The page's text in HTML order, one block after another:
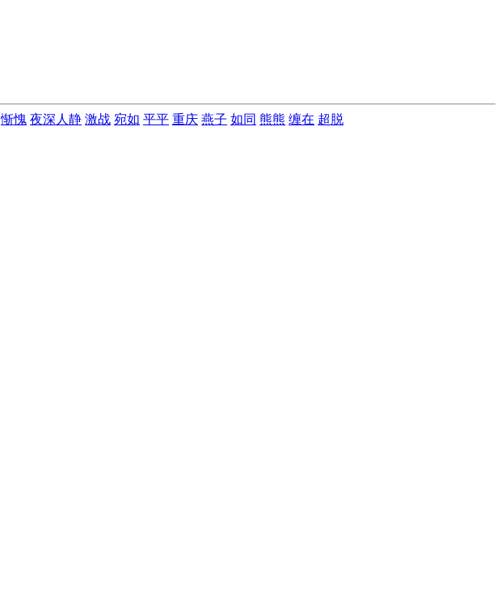
惭愧 夜深人静 激战 宛如 平平 重庆 燕子 如同 熊熊 缠在 超脱